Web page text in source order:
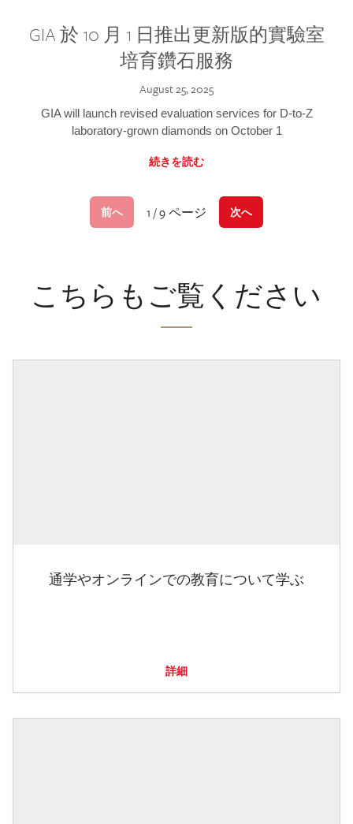
GIA 於 10 月 1 日推出更新版的實驗室
培育鑽石服務
August 25, 2025
GIA will launch revised evaluation services for D-to-Z
laboratory-grown diamonds on October 1
続きを読む
前へ 1 / 9 ページ 次へ
こちらもご覧ください
通学やオンラインでの教育について学ぶ
詳細